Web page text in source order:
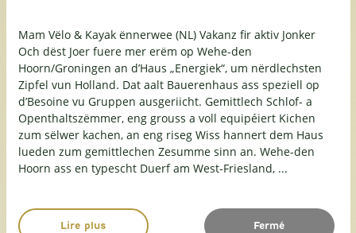
Mam Vëlo & Kayak ënnerwee (NL) Vakanz fir aktiv Jonker
Och dëst Joer fuere mer erëm op Wehe-den
Hoorn/Groningen an d’Haus „Energiek“, um nërdlechsten
Zipfel vun Holland. Dat aalt Bauerenhaus ass speziell op
d’Besoine vu Gruppen ausgeriicht. Gemittlech Schlof- a
Openthaltszëmmer, eng grouss a voll equipéiert Kichen
zum sëlwer kachen, an eng riseg Wiss hannert dem Haus
lueden zum gemittlechen Zesumme sinn an. Wehe-den
Hoorn ass en typescht Duerf am West-Friesland, ...
Lire plus Fermé